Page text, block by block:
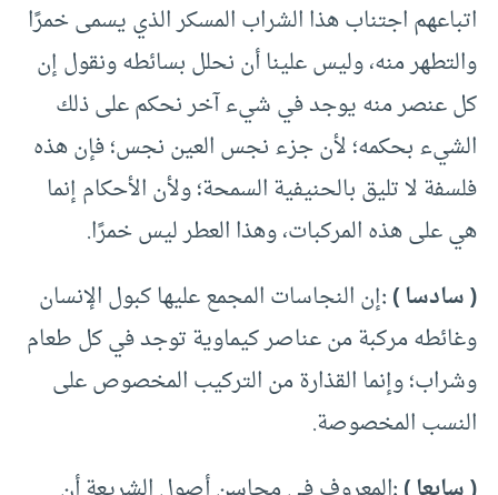
اتباعهم اجتناب هذا الشراب المسكر الذي يسمى خمرًا
والتطهر منه، وليس علينا أن نحلل بسائطه ونقول إن
كل عنصر منه يوجد في شيء آخر نحكم على ذلك
الشيء بحكمه؛ لأن جزء نجس العين نجس؛ فإن هذه
فلسفة لا تليق بالحنيفية السمحة؛ ولأن الأحكام إنما
هي على هذه المركبات، وهذا العطر ليس خمرًا.
( سادسا ) :إن النجاسات المجمع عليها كبول الإنسان
وغائطه مركبة من عناصر كيماوية توجد في كل طعام
وشراب؛ وإنما القذارة من التركيب المخصوص على
النسب المخصوصة.